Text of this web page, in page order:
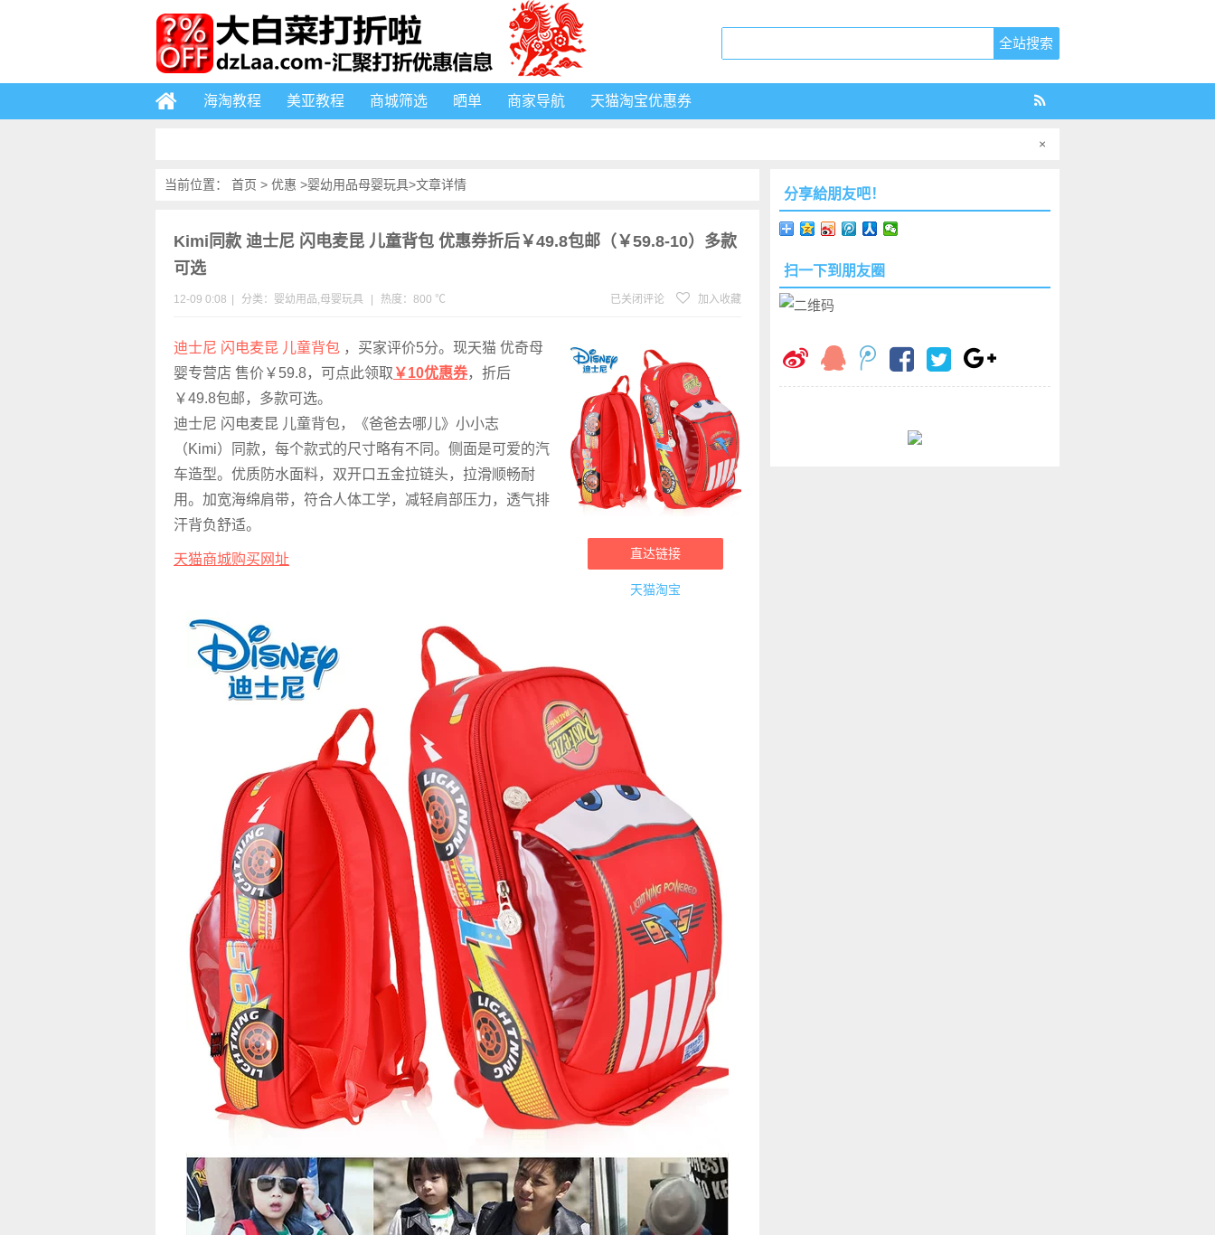
海淘教程 美亚教程 商城筛选 晒单 商家导航 天猫淘宝优惠券
×
当前位置： 首页 > 优惠 >婴幼用品母婴玩具>文章详情
Kimi同款 迪士尼 闪电麦昆 儿童背包 优惠券折后￥49.8包邮（￥59.8-10）多款
可选
12-09 0:08 分类： 婴幼用品,母婴玩具 热度：800 ℃ 已关闭评论 加入收藏
直达链接
天猫淘宝
迪士尼 闪电麦昆 儿童背包 ，买家评价5分。现天猫 优奇母
婴专营店 售价￥59.8，可点此领取 ￥10优惠券，折后
￥49.8包邮，多款可选。
迪士尼 闪电麦昆 儿童背包，《爸爸去哪儿》小小志
（Kimi）同款，每个款式的尺寸略有不同。侧面是可爱的汽
车造型。优质防水面料，双开口五金拉链头，拉滑顺畅耐
用。加宽海绵肩带，符合人体工学，减轻肩部压力，透气排
汗背负舒适。
天猫商城购买网址
分享給朋友吧！
扫一下到朋友圈